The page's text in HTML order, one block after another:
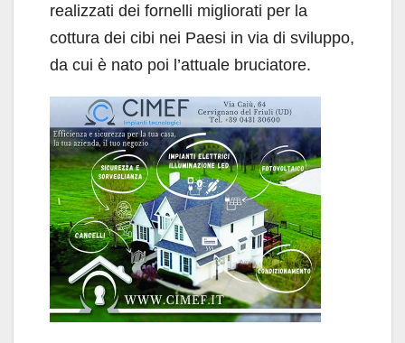
realizzati dei fornelli migliorati per la
cottura dei cibi nei Paesi in via di sviluppo,
da cui è nato poi l’attuale bruciatore.